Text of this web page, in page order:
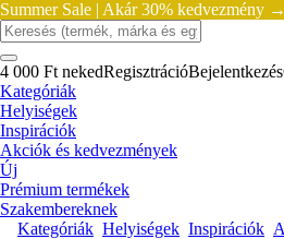
Summer Sale | Akár 30% kedvezmény →
4 000 Ft nekedRegisztrációBejelentkezés
Kategóriák
Helyiségek
Inspirációk
Akciók és kedvezmények
Új
Prémium termékek
Szakembereknek
Kategóriák Helyiségek Inspirációk